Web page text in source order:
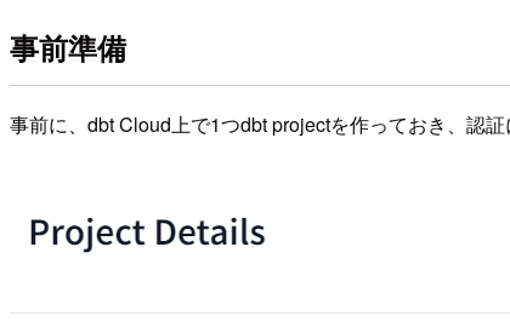
事前準備
事前に、dbt Cloud上で1つdbt projectを作っておき、認